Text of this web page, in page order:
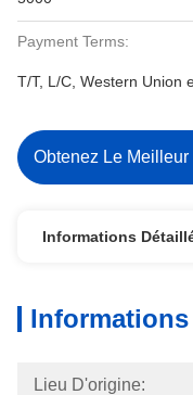
Payment Terms:
T/T, L/C, Western Union
Obtenez Le Meilleur
Informations
Lieu D'origine: